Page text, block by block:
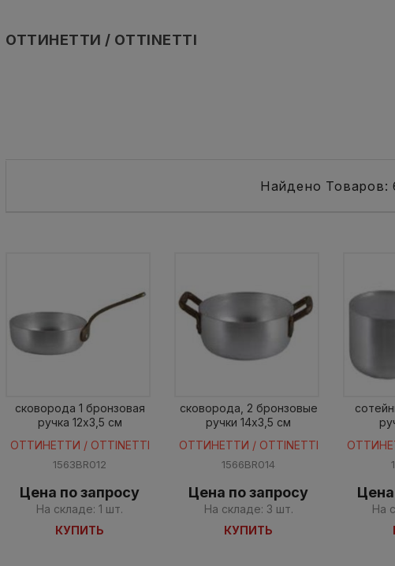
ОТТИНЕТТИ / OTTINETTI
Найдено Товаров:
сковорода 1 бронзовая
ручка 12х3,5 см
ОТТИНЕТТИ / OTTINETTI
1563BR012
Цена по запросу
На складе: 1 шт.
КУПИТЬ
сковорода, 2 бронзовые
ручки 14х3,5 см
ОТТИНЕТТИ / OTTINETTI
1566BR014
Цена по запросу
На складе: 3 шт.
КУПИТЬ
На